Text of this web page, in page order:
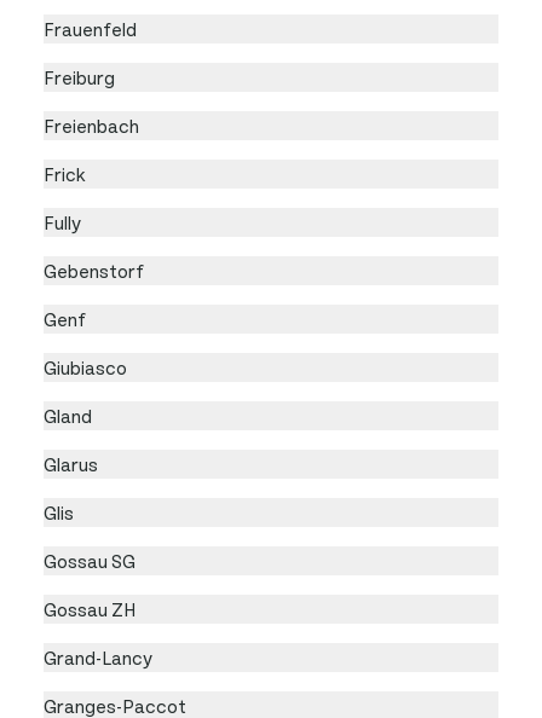
Frauenfeld
Freiburg
Freienbach
Frick
Fully
Gebenstorf
Genf
Giubiasco
Gland
Glarus
Glis
Gossau SG
Gossau ZH
Grand-Lancy
Granges-Paccot